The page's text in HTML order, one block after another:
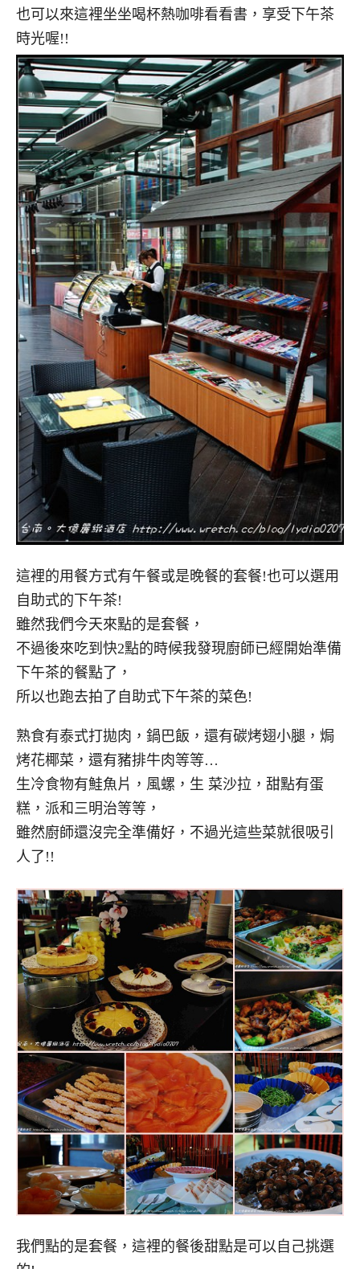
也可以來這裡坐坐喝杯熱咖啡看看書，享受下午茶
時光喔!!
這裡的用餐方式有午餐或是晚餐的套餐!也可以選用
自助式的下午茶!
雖然我們今天來點的是套餐，
不過後來吃到快2點的時候我發現廚師已經開始準備
下午茶的餐點了，
所以也跑去拍了自助式下午茶的菜色!
熟食有泰式打拋肉，鍋巴飯，還有碳烤翅小腿，焗
烤花椰菜，還有豬排牛肉等等…
生冷食物有鮭魚片，風螺，生 菜沙拉，甜點有蛋
糕，派和三明治等等，
雖然廚師還沒完全準備好，不過光這些菜就很吸引
人了!!
我們點的是套餐，這裡的餐後甜點是可以自己挑選